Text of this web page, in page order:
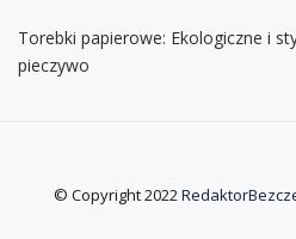
Torebki papierowe: Ekologiczne i
pieczywo
© Copyright 2022